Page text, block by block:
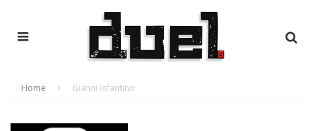
Home Gianni Infantino